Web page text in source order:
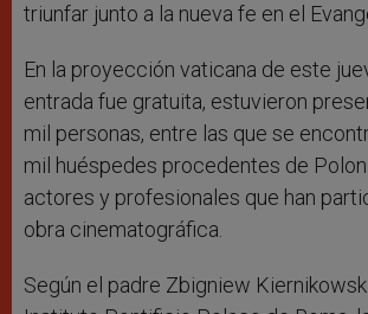
triunfar junto a la nueva fe en el
En la proyección vaticana de este
entrada fue gratuita, estuvieron
mil personas, entre las que se
mil huéspedes procedentes de
actores y profesionales que han
obra cinematográfica.
Según el padre Zbigniew